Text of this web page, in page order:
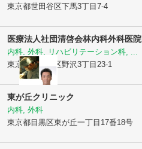
東京都世田谷区下馬3丁目7-4
医療法人社団清啓会林内科外科医院
内科, 外科, リハビリテーション科, ...
東京都世田谷区野沢3丁目23-1
東が丘クリニック
内科, 外科
東京都目黒区東が丘一丁目17番18号